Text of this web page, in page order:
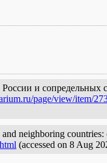
и сопредельных
page/view/item/
neighboring
(accessed on 8 Aug